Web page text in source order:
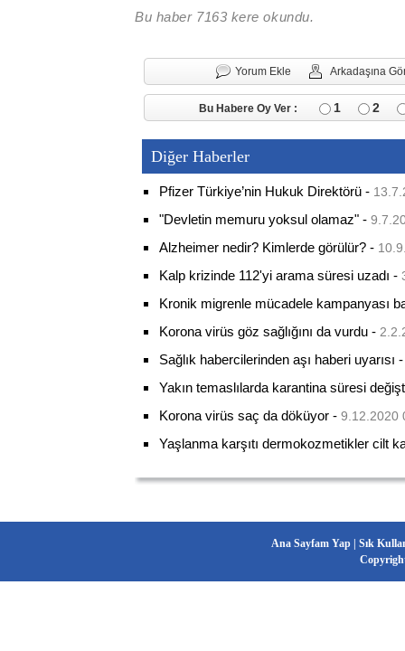
Bu haber 7163 kere okundu.
Yorum Ekle Arkadaşına
Bu Habere Oy Ver : 1 2
Diğer Haberler
Pfizer Türkiye’nin Hukuk Direktörü -
"Devletin memuru yoksul olamaz" -
Alzheimer nedir? Kimlerde görülür? -
Kalp krizinde 112'yi arama süresi uzadı -
Kronik migrenle mücadele kampanyası
Korona virüs göz sağlığını da vurdu -
Sağlık habercilerinden aşı haberi uyarısı
Yakın temaslılarda karantina süresi
Korona virüs saç da döküyor - 9.12.2020
Yaşlanma karşıtı dermokozmetikler cilt
Ana Sayfam Yap
Sık